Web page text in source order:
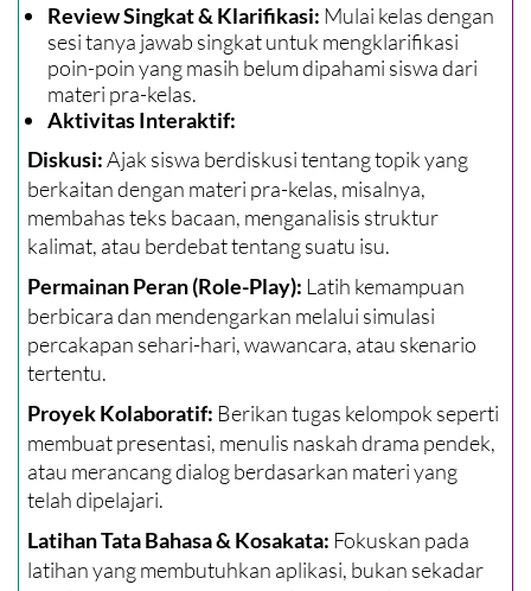
Review Singkat & Klarifikasi: Mulai kelas dengan
sesi tanya jawab singkat untuk mengklarifikasi
poin-poin yang masih belum dipahami siswa dari
materi pra-kelas.
Aktivitas Interaktif:
Diskusi:Ajak siswa berdiskusi tentang topik yang
berkaitan dengan materi pra-kelas, misalnya,
membahas teks bacaan, menganalisis struktur
kalimat, atau berdebat tentang suatu isu.
Permainan Peran (Role-Play): Latih kemampuan
berbicara dan mendengarkan melalui simulasi
percakapan sehari-hari, wawancara, atau skenario
tertentu.
Proyek Kolaboratif: Berikan tugas kelompok seperti
membuat presentasi, menulis naskah drama pendek,
atau merancang dialog berdasarkan materi yang
telah dipelajari.
Latihan Tata Bahasa & Kosakata: Fokuskan pada
latihan yang membutuhkan aplikasi, bukan sekadar